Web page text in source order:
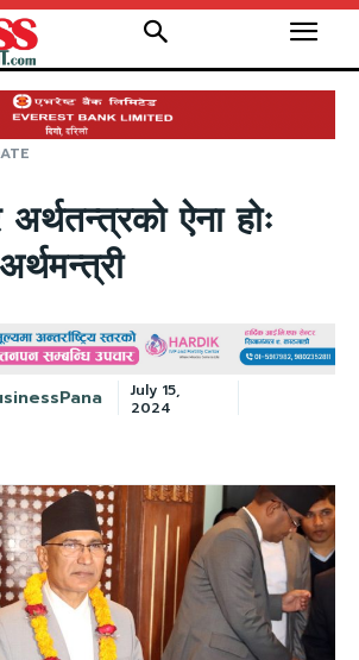
ऐना होः
July 15,
2024